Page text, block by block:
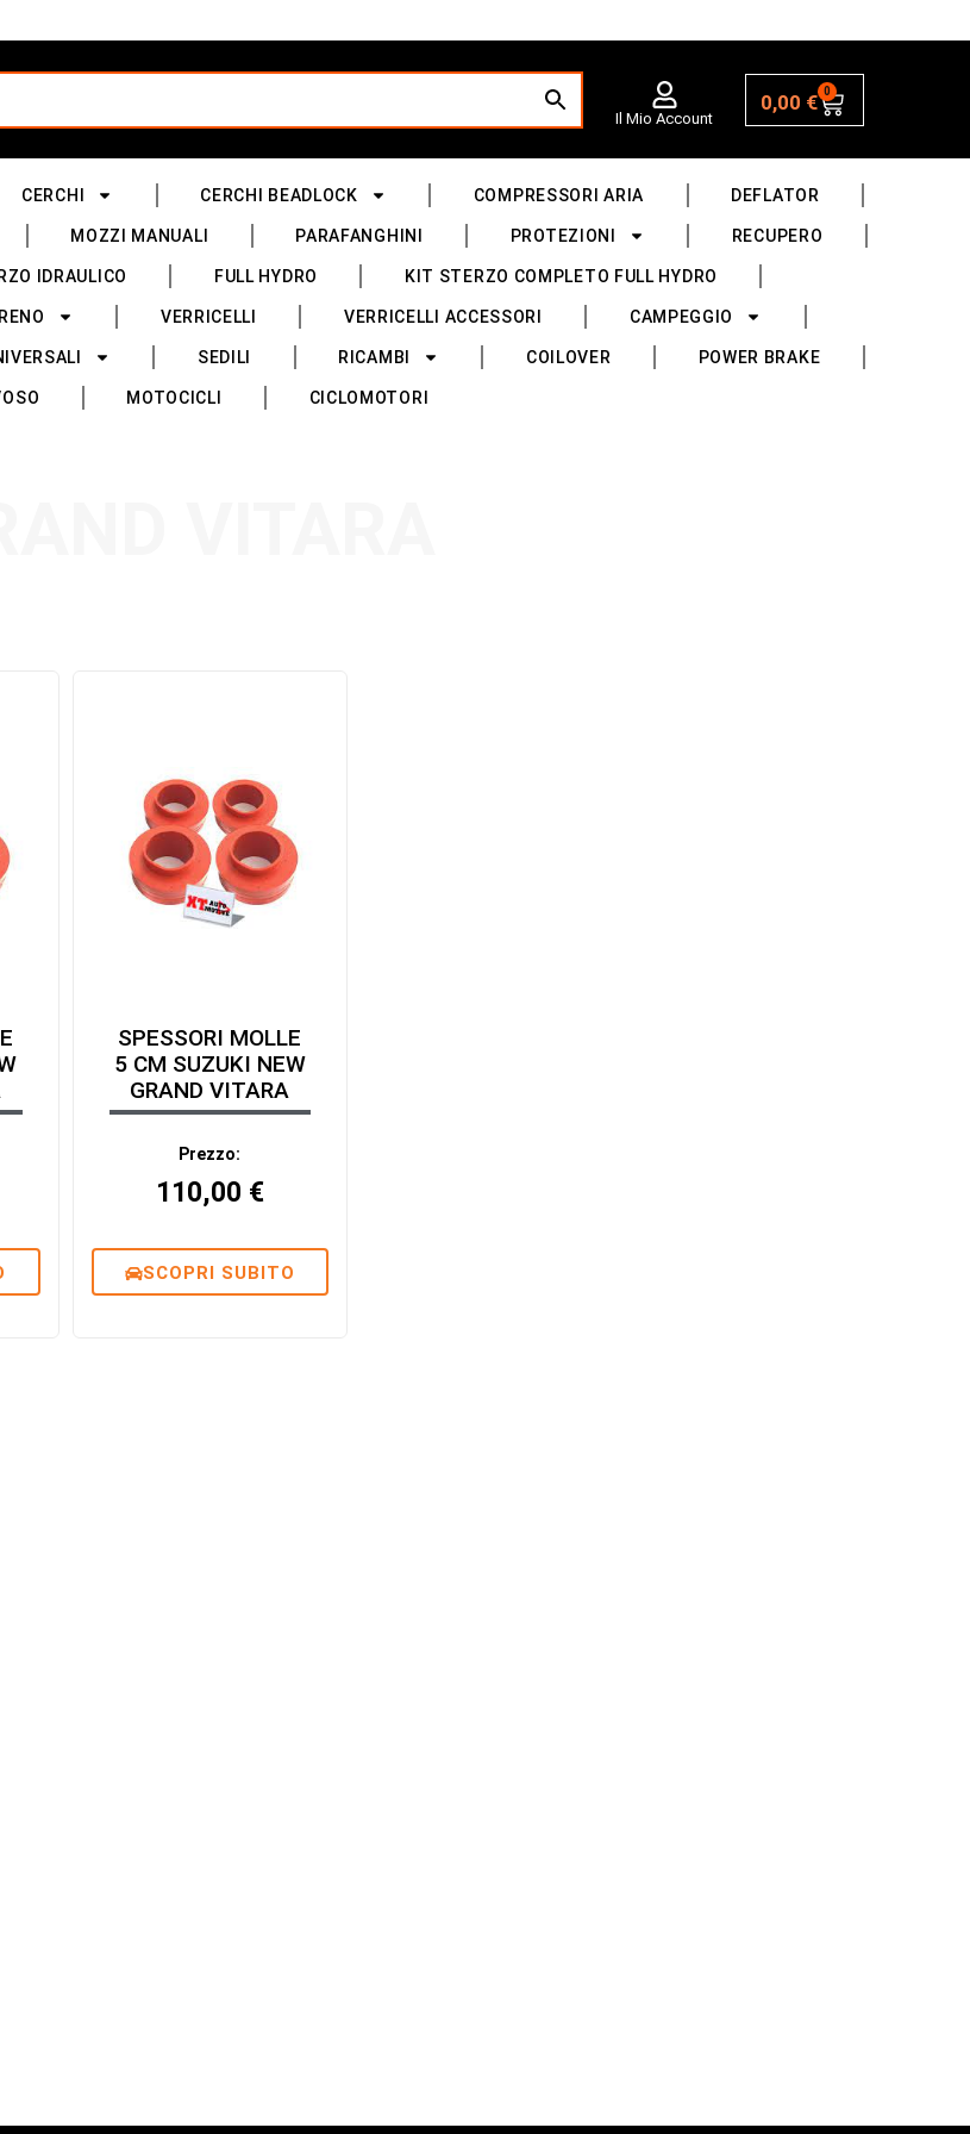
Il Mio Account
0,00 € 0
CERCHI CERCHI BEADLOCK COMPRESSORI ARIA DEFLATOR
MOZZI MANUALI PARAFANGHINI PROTEZIONI RECUPERO
IDRAULICO FULL HYDRO KIT STERZO COMPLETO FULL HYDRO
VERRICELLI VERRICELLI ACCESSORI CAMPEGGIO
SEDILI RICAMBI COILOVER POWER BRAKE
MOTOCICLI CICLOMOTORI
SPESSORI MOLLE
5 CM SUZUKI NEW
GRAND VITARA
Prezzo:
110,00 €
SCOPRI SUBITO